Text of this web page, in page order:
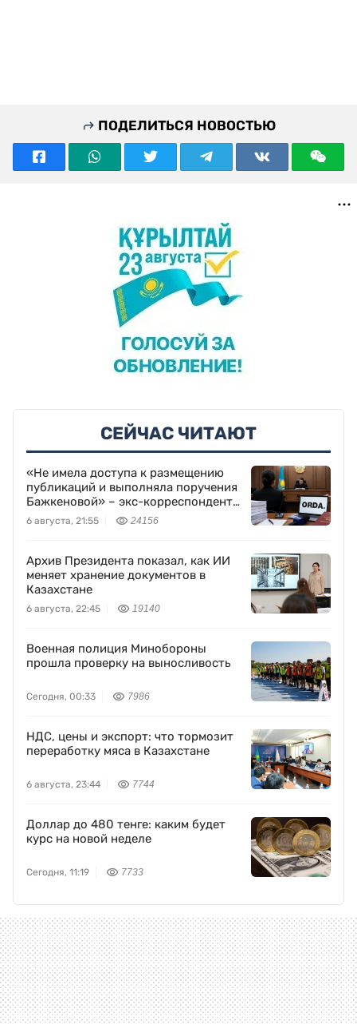
ПОДЕЛИТЬСЯ НОВОСТЬЮ
СЕЙЧАС ЧИТАЮТ
«Не имела доступа к размещению
публикаций и выполняла поручения
Бажкеновой» – экс-корреспондент
Orda.kz Дуйсенова
6 августа, 21:55 24156
Архив Президента показал, как ИИ
меняет хранение документов в
Казахстане
6 августа, 22:45 19140
Военная полиция Минобороны
прошла проверку на выносливость
Сегодня, 00:33 7986
НДС, цены и экспорт: что тормозит
переработку мяса в Казахстане
6 августа, 23:44 7744
Доллар до 480 тенге: каким будет
курс на новой неделе
Сегодня, 11:19 7733